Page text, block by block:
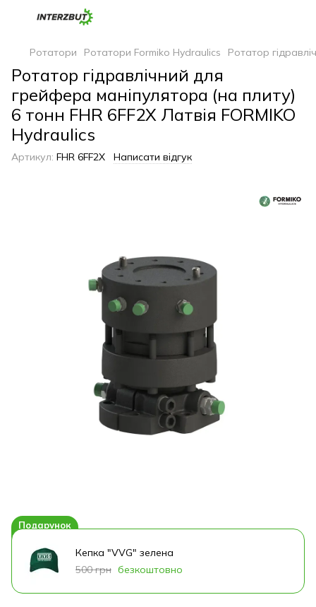
Ротатори Ротатори Formiko Hydraulics Ротатор
Ротатор гідравлічний для
грейфера маніпулятора (на плиту)
6 тонн FHR 6FF2X Латвія FORMIKO
Hydraulics
Артикул: FHR 6FF2X Написати відгук
Подарунок
Кепка "VVG" зелена
500 грн безкоштовно